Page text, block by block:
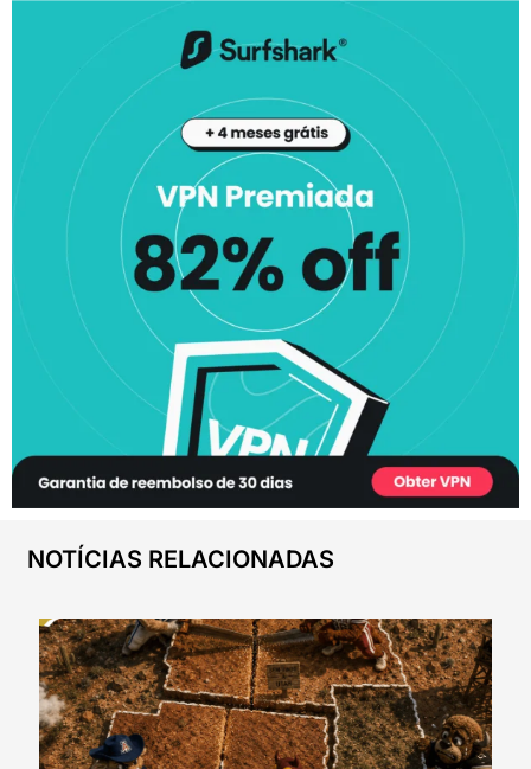
NOTÍCIAS RELACIONADAS